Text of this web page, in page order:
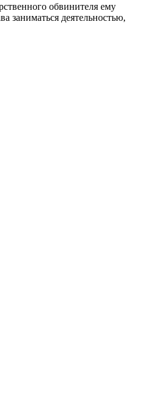
обвинителя ему
заниматься деятельностью,